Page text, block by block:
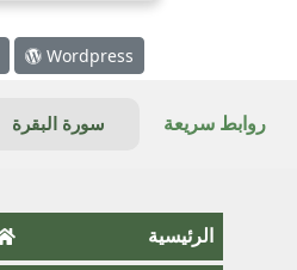
Wordpress
روابط سريعة سورة البقرة
الرئيسية